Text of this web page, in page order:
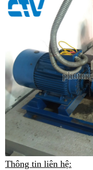
Thông tin liên hệ: